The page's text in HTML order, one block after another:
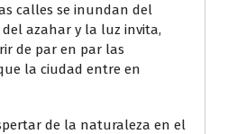
calles se inundan del
azahar y la luz invita,
de par en par las
la ciudad entre en
de la naturaleza en el